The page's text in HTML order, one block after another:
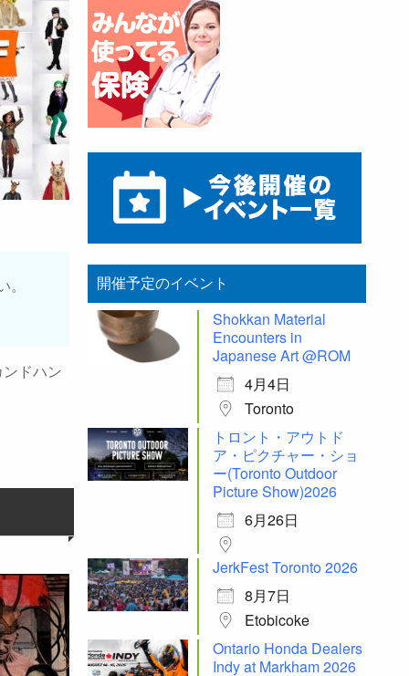
。
ドハン
開催予定のイベント
Shokkan Material
Encounters in
Japanese Art @ROM
4月4日
Toronto
トロント・アウトド
ア・ピクチャー・ショ
ー(Toronto Outdoor
Picture Show)2026
6月26日
JerkFest Toronto 2026
8月7日
Etobicoke
Ontario Honda Dealers
Indy at Markham 2026